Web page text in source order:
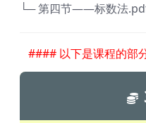
└─ 第四节——标数法
#### 以下是课程的部